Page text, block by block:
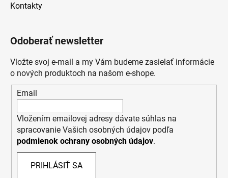
Kontakty
Odoberať newsletter
Vložte svoj e-mail a my Vám budeme zasielať informácie
o nových produktoch na našom e-shope.
Email
Vložením emailovej adresy dávate súhlas na
spracovanie Vašich osobných údajov podľa
podmienok ochrany osobných údajov.
PRIHLÁSIŤ SA